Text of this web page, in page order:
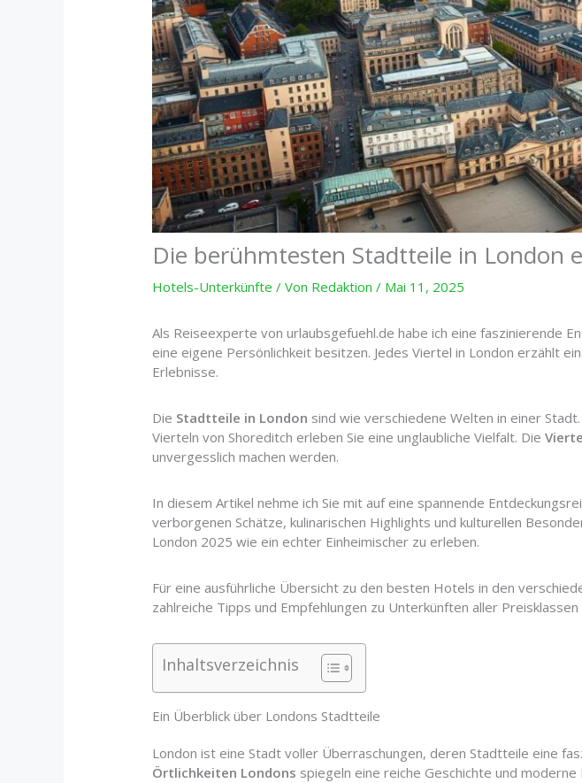
Die berühmtesten Stadtteile in London
Hotels-Unterkünfte / Von Redaktion/ Mai 11, 2025
Als Reiseexperte von urlaubsgefuehl.de habe ich eine faszinierende
eine eigene Persönlichkeit besitzen. Jedes Viertel in London erzählt
Erlebnisse.
Die Stadtteile in London sind wie verschiedene Welten in einer
Vierteln von Shoreditch erleben Sie eine unglaubliche Vielfalt. Die
unvergesslich machen werden.
In diesem Artikel nehme ich Sie mit auf eine spannende
verborgenen Schätze, kulinarischen Highlights und kulturellen
London 2025 wie ein echter Einheimischer zu erleben.
Für eine ausführliche Übersicht zu den besten Hotels in den
zahlreiche Tipps und Empfehlungen zu Unterkünften aller Preisklassen
Inhaltsverzeichnis
Ein Überblick über Londons Stadtteile
London ist eine Stadt voller Überraschungen, deren Stadtteile eine
Örtlichkeiten Londons spiegeln eine reiche Geschichte und